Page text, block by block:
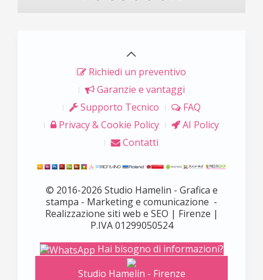
Richiedi un preventivo
Garanzie e vantaggi
Supporto Tecnico
FAQ
Privacy & Cookie Policy
AI Policy
Contatti
© 2016-2026 Studio Hamelin - Grafica e
stampa - Marketing e comunicazione -
Realizzazione siti web e SEO | Firenze |
P.IVA 01299050524
Hai bisogno di informazioni?
Studio Hamelin - Firenze